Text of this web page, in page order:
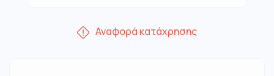
Αναφορά κατάχρησης